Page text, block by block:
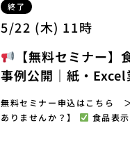
終了
5/22 (木) 11時
【無料セミナー】
事例公開｜紙・
無料セミナー申込はこちら
ありませんか？】
食品表